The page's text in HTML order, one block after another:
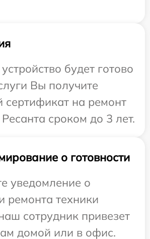
будет готово
Вы получите
на ремонт
сроком до 3 лет.
о готовности
уведомление о
ремонта техники
сотрудник привезет
домой или в офис.